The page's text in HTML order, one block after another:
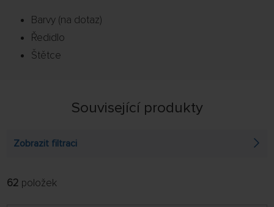
Barvy (na dotaz)
Ředidlo
Štětce
Související produkty
Zobrazit filtraci
FILTROVAT:
62 položek